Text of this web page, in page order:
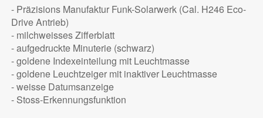
- Präzisions Manufaktur Funk-Solarwerk (Cal. H246 Eco-
Drive Antrieb)
- milchweisses Zifferblatt
- aufgedruckte Minuterie (schwarz)
- goldene Indexeinteilung mit Leuchtmasse
- goldene Leuchtzeiger mit inaktiver Leuchtmasse
- weisse Datumsanzeige
- Stoss-Erkennungsfunktion